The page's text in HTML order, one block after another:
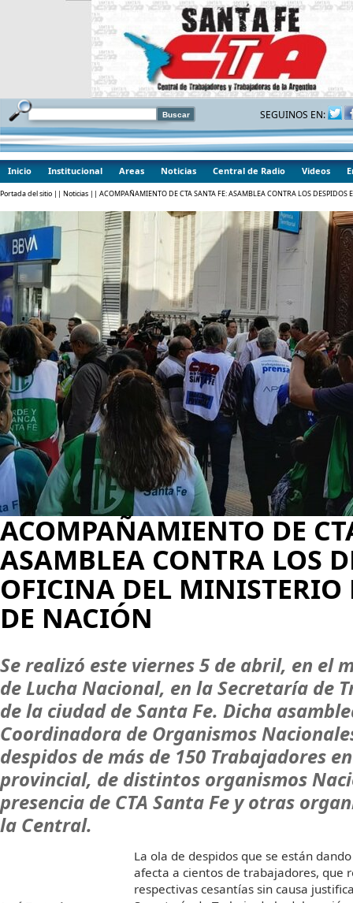
SEGUINOS EN:
Inicio Institucional Areas Noticias Central de Radio Videos
Portada del sitio || Noticias || ACOMPAÑAMIENTO DE CTA SANTA FE: ASAMBLEA CONTRA LOS
ACOMPAÑAMIENTO DE
ASAMBLEA CONTRA LOS
OFICINA DEL MINISTERIO
DE NACIÓN
Se realizó este viernes 5 de abril, en el
de Lucha Nacional, en la Secretaría de
de la ciudad de Santa Fe. Dicha
Coordinadora de Organismos
despidos de más de 150 Trabajadores
provincial, de distintos organismos
presencia de CTA Santa Fe y otras
la Central.
La ola de despidos que se están
afecta a cientos de trabajadores, que
respectivas cesantías sin causa